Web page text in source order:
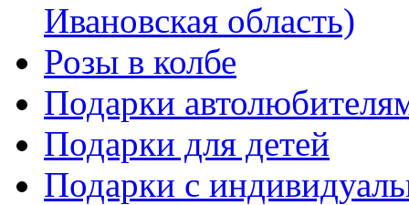
Ивановская область)
Розы в колбе
Подарки
Подарки для детей
Подарки с